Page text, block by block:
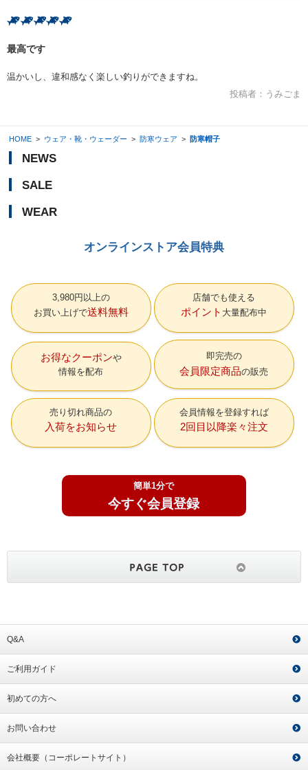
最高です
温かいし、違和感なく楽しい釣りができますね。
投稿者： うみごま
HOME > ウェア・靴・ウェーダー > 防寒ウェア > 防寒帽子
NEWS
SALE
WEAR
オンラインストア会員特典
3,980円以上の
お買い上げで送料無料
店舗でも使える
ポイント 大量配布中
お得なクーポン
情報を配布
即完売の
会員限定商品の販売
売り切れ商品の
入荷をお知らせ
会員情報を登録すれば
2回目以降楽々注文
簡単1分で
今すぐ会員登録
Q&A
ご利用ガイド
初めての方へ
お問い合わせ
会社概要（コーポレートサイト）